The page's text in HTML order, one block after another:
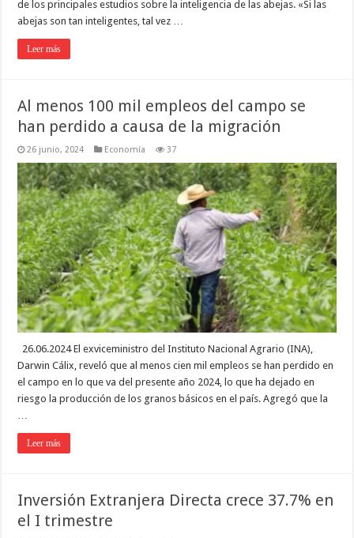
de los principales estudios sobre la inteligencia de las abejas. «Si las
abejas son tan inteligentes, tal vez …
Leer más
Al menos 100 mil empleos del campo se
han perdido a causa de la migración
26 junio, 2024 Economía 37
26.06.2024 El exviceministro del Instituto Nacional Agrario (INA),
Darwin Cálix, reveló que al menos cien mil empleos se han perdido en
el campo en lo que va del presente año 2024, lo que ha dejado en
riesgo la producción de los granos básicos en el país. Agregó que la
…
Leer más
Inversión Extranjera Directa crece 37.7% en
el I trimestre